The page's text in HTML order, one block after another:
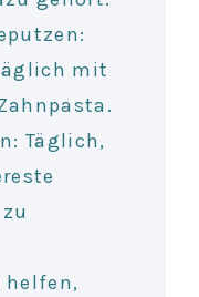
mit
Täglich,
helfen,